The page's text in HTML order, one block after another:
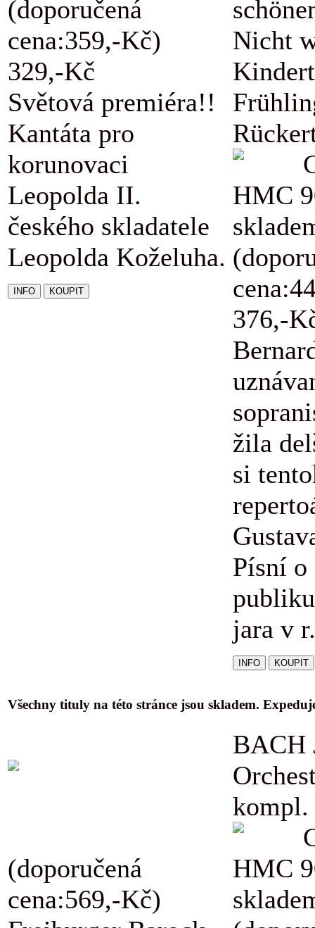
(doporučená
cena:359,-Kč)
329,-Kč
Světová premiéra!!
Kantáta pro
korunovaci
Leopolda II.
českého skladatele
Leopolda Koželuha.
Nicht
HMC
376,-
žila
si
Písní
jara v
Všechny tituly na této stránce jsou skladem.
(doporučená
cena:569,-Kč)
BACH
kompl.
HMC